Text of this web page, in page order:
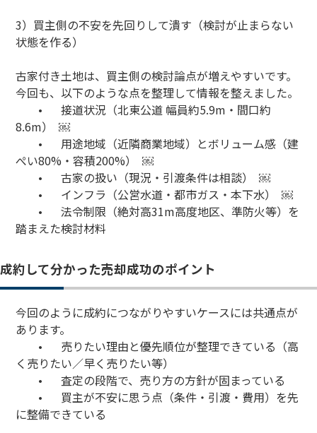
3）買主側の不安を先回りして潰す（検討が止まらない
状態を作る）
古家付き土地は、買主側の検討論点が増えやすいです。
今回も、以下のような点を整理して情報を整えました。
•
接道状況（北東公道 幅員約5.9m・間口約
8.6m） ￼
•
用途地域（近隣商業地域）とボリューム感（建
ぺい80%・容積200%） ￼
•
古家の扱い（現況・引渡条件は相談） ￼
•
インフラ（公営水道・都市ガス・本下水） ￼
•
法令制限（絶対高31m高度地区、準防火等）を
踏まえた検討材料
成約して分かった売却成功のポイント
今回のように成約につながりやすいケースには共通点が
あります。
•
売りたい理由と優先順位が整理できている（高
く売りたい／早く売りたい等）
•
査定の段階で、売り方の方針が固まっている
•
買主が不安に思う点（条件・引渡・費用）を先
に整備できている